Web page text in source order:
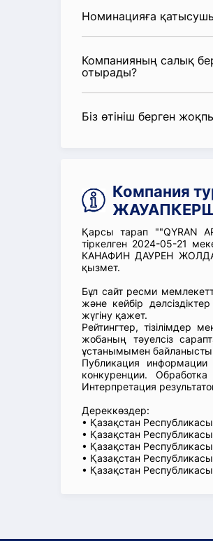
Номинацияға
Компанияның салық
отырады?
Біз өтініш берген
Компания
Қарсы тарап ""QYRAN
тіркелген 2024-05-21
КАНАФИН ДАУРЕН
қызмет.
Бұл сайт ресми
және кейбір
жүгіну қажет.
Рейтингтер, тізілімдер
жобаның тәуелсіз
ұстанымымен байланысты
Публикация информации
конкуренции.
Интерпретация
Дереккөздер:
• Қазақстан
• Қазақстан
• Қазақстан
• Қазақстан
• Қазақстан